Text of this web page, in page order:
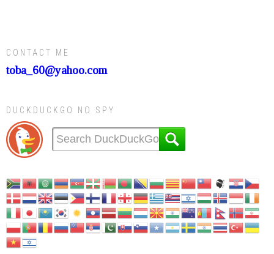
CONTACT ME
toba_60@yahoo.com
DUCKDUCKGO NO SPY